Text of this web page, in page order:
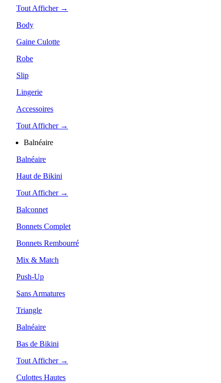
Tout Afficher →
Body
Gaine Culotte
Robe
Slip
Lingerie
Accessoires
Tout Afficher →
Balnéaire
Balnéaire
Haut de Bikini
Tout Afficher →
Balconnet
Bonnets Complet
Bonnets Rembourré
Mix & Match
Push-Up
Sans Armatures
Triangle
Balnéaire
Bas de Bikini
Tout Afficher →
Culottes Hautes